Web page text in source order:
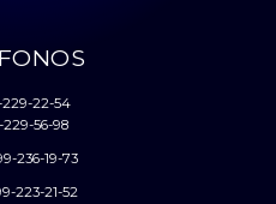
229-22-54
229-56-98
236-19-73
223-21-52